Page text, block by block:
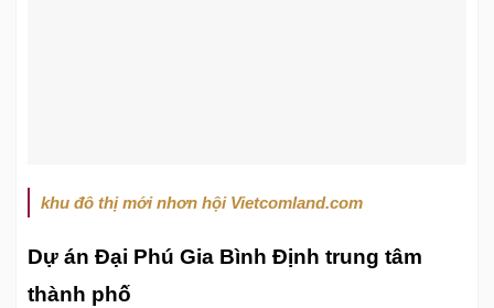
khu đô thị mới nhơn hội Vietcomland.com
Dự án Đại Phú Gia Bình Định trung tâm
thành phố